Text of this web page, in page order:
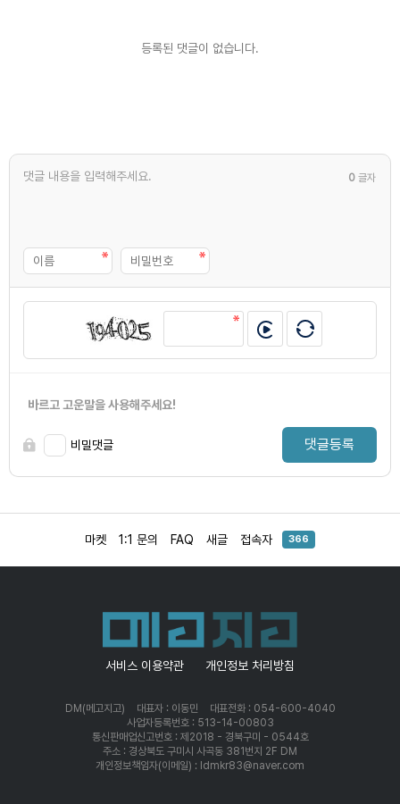
등록된 댓글이 없습니다.
0 글자
바르고 고운말을 사용해주세요!
비밀댓글 댓글등록
마켓 1:1 문의 FAQ 새글 접속자 366
서비스 이용약관 개인정보 처리방침
DM(메고지고) 대표자 : 이동민
대표전화 : 054-600-4040
사업자등록번호 : 513-14-00803
통신판매업신고번호 : 제2018 - 경북구미 - 0544호
주소 : 경상북도 구미시 사곡동 381번지 2F DM
개인정보책임자(이메일) : ldmkr83@naver.com